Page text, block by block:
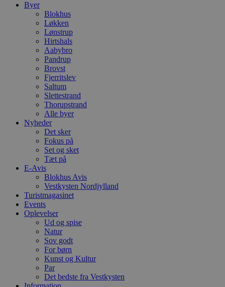
Byer
Blokhus
Løkken
Lønstrup
Hirtshals
Aabybro
Pandrup
Brovst
Fjerritslev
Saltum
Slettestrand
Thorupstrand
Alle byer
Nyheder
Det sker
Fokus på
Set og sket
Tæt på
E-Avis
Blokhus Avis
Vestkysten Nordjylland
Turistmagasinet
Events
Oplevelser
Ud og spise
Natur
Sov godt
For børn
Kunst og Kultur
Par
Det bedste fra Vestkysten